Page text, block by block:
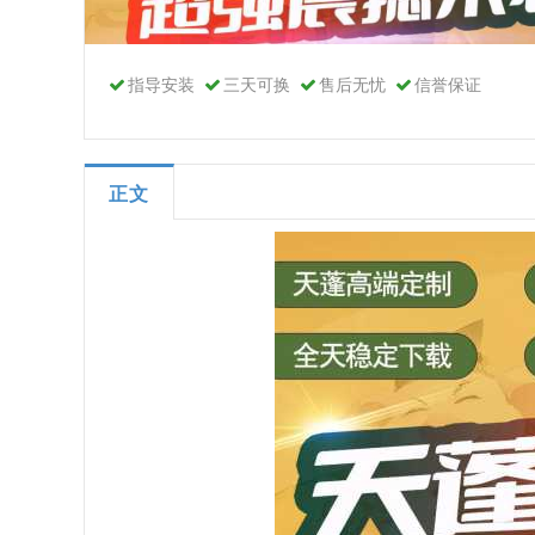
指导安装 三天可换 售后无忧 信誉保证
正文